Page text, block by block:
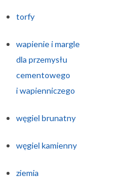
torfy
wapienie i margle
dla przemysłu
cementowego
i wapienniczego
węgiel brunatny
węgiel kamienny
ziemia